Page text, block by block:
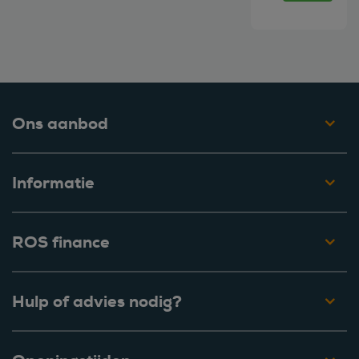
Ons aanbod
Informatie
ROS finance
Hulp of advies nodig?